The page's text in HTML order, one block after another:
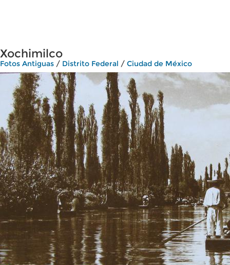
Xochimilco
Fotos Antiguas / Distrito Federal / Ciudad de México